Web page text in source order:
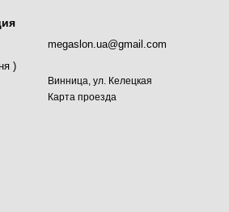
)
megaslon.ua@gmail.com
Винница, ул. Келецкая
Карта проезда